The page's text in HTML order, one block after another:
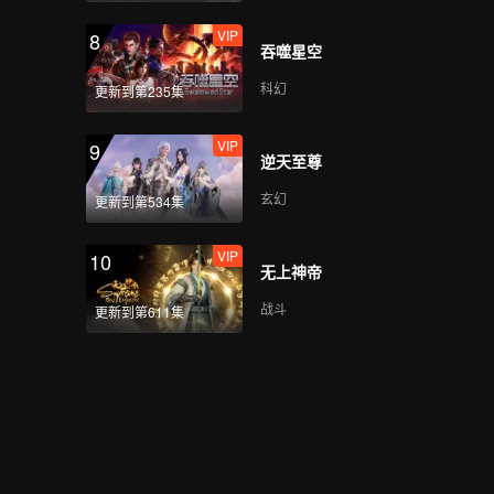
8
更新到第235集
VIP
吞噬星空
科幻
9
更新到第534集
VIP
逆天至尊
玄幻
10
更新到第611集
VIP
无上神帝
战斗